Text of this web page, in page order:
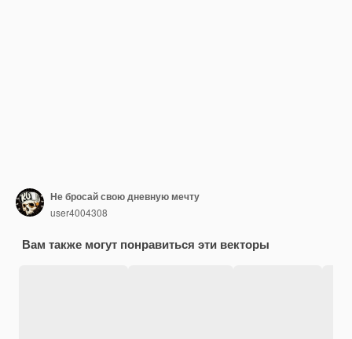
Не бросай свою дневную мечту
user4004308
Вам также могут понравиться эти векторы